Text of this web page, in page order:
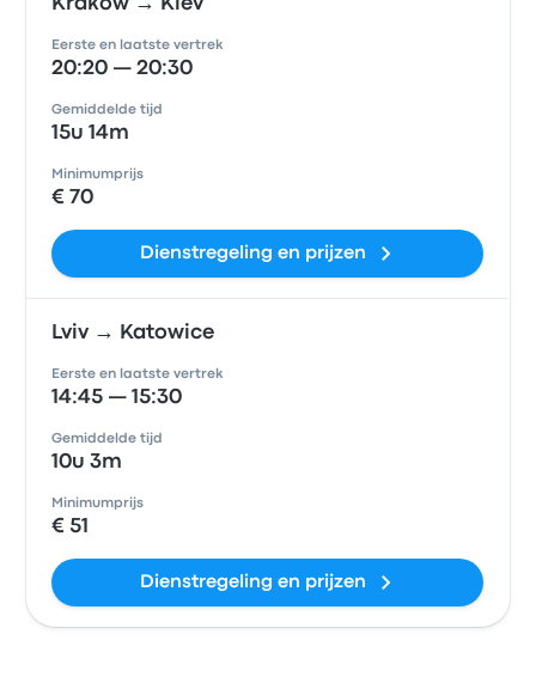
Krakow → Kiev
Eerste en laatste vertrek
20:20 — 20:30
Gemiddelde tijd
15u 14m
Minimumprijs
€ 70
Dienstregeling en prijzen
Lviv → Katowice
Eerste en laatste vertrek
14:45 — 15:30
Gemiddelde tijd
10u 3m
Minimumprijs
€ 51
Dienstregeling en prijzen